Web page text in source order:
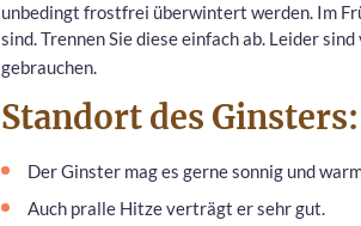
unbedingt frostfrei überwintert werden. Im
sind. Trennen Sie diese einfach ab. Leider
gebrauchen.
Standort des
Der Ginster mag es gerne sonnig und
Auch pralle Hitze verträgt er sehr gut.